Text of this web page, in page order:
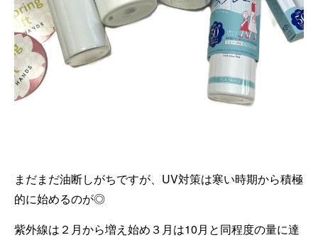
まだまだ油断しがちですが、UV対策は寒い時期から積極
的に始めるのが◎
紫外線は２月から増え始め３月は10月と同程度の量に達